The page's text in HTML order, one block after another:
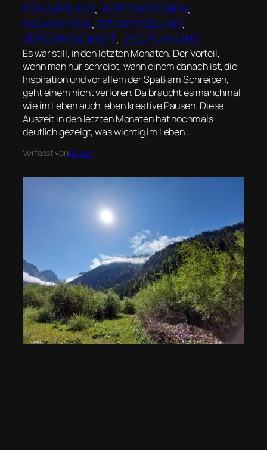
ERINNERUNG, INSPIRATIONEN
NEUANFANG, STORYTELLING
VERGANGENHEIT, ZIELPLANUNG
Es war still, in den letzten Monaten. Der Vorteil,
wenn man nur schreibt, wann einem danach ist, die
Inspiration und vor allem der Spaß am Schreiben,
geht einem nicht verloren. Da braucht es manchmal
wie im Leben auch, eben kreative Pausen. Diese
Auszeit in den letzten Monaten hat nochmals
deutlich gezeigt, was wichtig im Leben…
Verfasst vonadmin